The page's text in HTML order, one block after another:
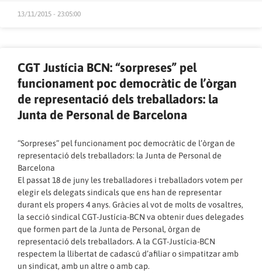
13/11/2015 - 23:05:00
CGT Justícia BCN: “sorpreses” pel
funcionament poc democràtic de l’òrgan
de representació dels treballadors: la
Junta de Personal de Barcelona
“Sorpreses” pel funcionament poc democràtic de l’òrgan de
representació dels treballadors: la Junta de Personal de
Barcelona
El passat 18 de juny les treballadores i treballadors votem per
elegir els delegats sindicals que ens han de representar
durant els propers 4 anys. Gràcies al vot de molts de vosaltres,
la secció sindical CGT-Justícia-BCN va obtenir dues delegades
que formen part de la Junta de Personal, òrgan de
representació dels treballadors. A la CGT-Justícia-BCN
respectem la llibertat de cadascú d’afiliar o simpatitzar amb
un sindicat, amb un altre o amb cap.